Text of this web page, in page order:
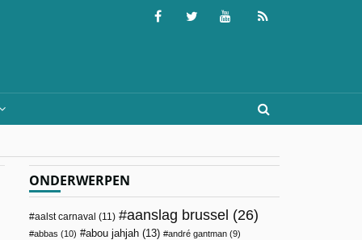
ONDERWERPEN
aalst carnaval (11) aanslag brussel (26)
abbas (10) abou jahjah (13) andré gantman (9)